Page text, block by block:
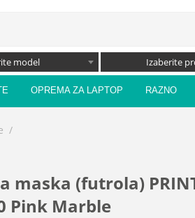
model Izaberite
OPREMA ZA LAPTOP RAZNO
/
maska (futrola)
Pink Marble